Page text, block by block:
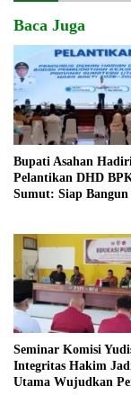
Baca Juga
Bupati Asahan Hadiri
Pelantikan DHD
Sumut: Siap
Seminar Komisi
Integritas Hakim
Utama Wujudkan